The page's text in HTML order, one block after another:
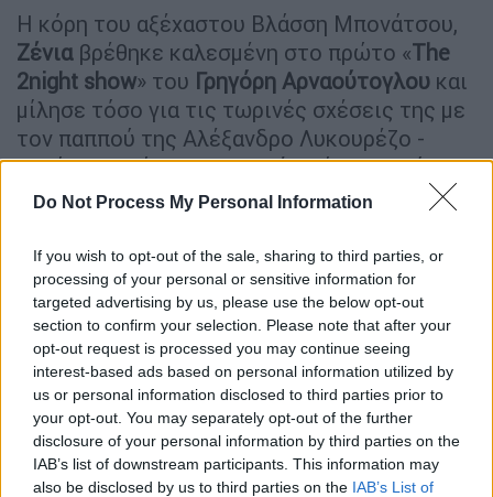
Do Not Process My Personal Information
If you wish to opt-out of the sale, sharing to third parties, or
processing of your personal or sensitive information for
targeted advertising by us, please use the below opt-out
section to confirm your selection. Please note that after your
opt-out request is processed you may continue seeing
interest-based ads based on personal information utilized by
us or personal information disclosed to third parties prior to
your opt-out. You may separately opt-out of the further
disclosure of your personal information by third parties on the
IAB’s list of downstream participants. This information may
also be disclosed by us to third parties on the IAB’s List of
Η κόρη του αξέχαστου Βλάσση Μπονάτσου,
Ζένια βρέθηκε καλεσμένη στο πρώτο «The
2night show» του Γρηγόρη Αρναούτογλου και
μίλησε τόσο για τις τωρινές σχέσεις της με
τον παππού της Αλέξανδρο Λυκουρέζο -
μετά την απώλεια της Ζωής Λάσκαρη - όσο
και για την... ασθένεια του πατέρα της.
της με τον Λυκουρέζο, ηΖένια Μπονάτσου
απάντησε: «Δεν μιλάω μαζί του. Δεν του
μιλάω. Γύρισαν όλα τούμπα. Με το που
έφυγε η γιαγιά μου από τη ζωή, όλα τούμπα.
Σαν να ήταν τόσα χρόνια ένα ψέμα αυτό που
ζούσαμε όλοι σε ένα σπίτι. Έχει
προσπαθήσει ο ίδιος να μου μιλήσει. Δεν
έχω απαντήσει».